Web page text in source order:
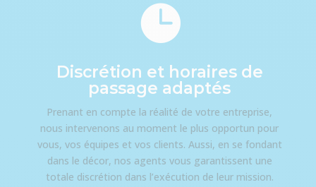

Discrétion et horaires de
passage adaptés
Prenant en compte la réalité de votre entreprise,
nous intervenons au moment le plus opportun pour
vous, vos équipes et vos clients. Aussi, en se fondant
dans le décor, nos agents vous garantissent une
totale discrétion dans l’exécution de leur mission.